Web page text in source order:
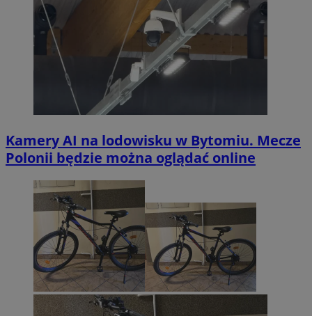
Kamery AI na lodowisku w Bytomiu. Mecze
Polonii będzie można oglądać online